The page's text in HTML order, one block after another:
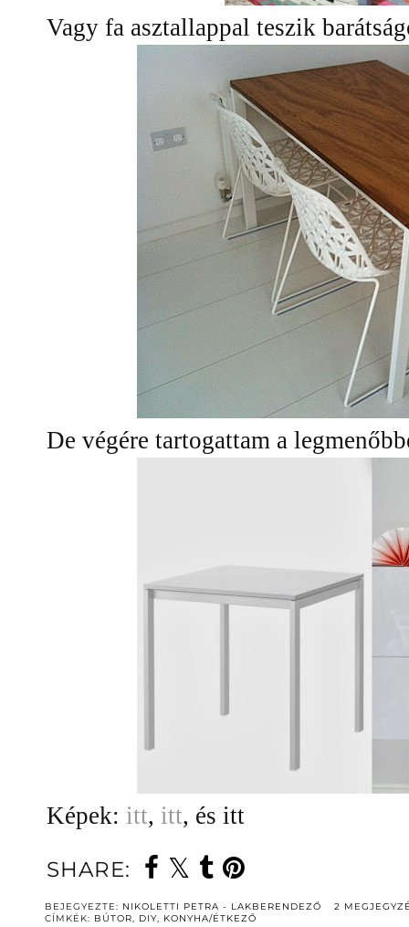
Vagy fa asztallappal teszik
De végére tartogattam a
Képek: itt, itt, és itt
SHARE:
BEJEGYEZTE: NIKOLETTI PETRA - LAKBERENDEZŐ
2
CÍMKÉK: BÚTOR DIY KONYHA/ÉTKEZŐ